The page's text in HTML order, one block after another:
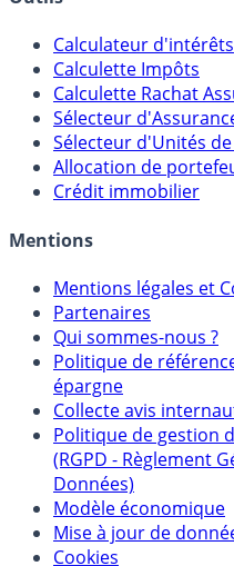
Outils
Calculateur d'intérêts
Calculette Impôts
Calculette Rachat
Sélecteur
Sélecteur d'Unités de
Crédit immobilier
Mentions
Mentions légales et
Partenaires
Qui sommes-nous ?
Politique de
épargne
Collecte avis
Politique de gestion
(RGPD - Règlement
Données)
Modèle économique